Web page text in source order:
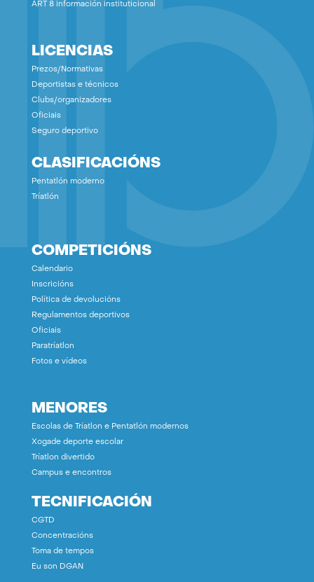
ART 8 información instituticional
LICENCIAS
Prezos/Normativas
Deportistas e técnicos
Clubs/organizadores
Oficiais
Seguro deportivo
CLASIFICACIÓNS
Pentatlón moderno
Tríatlón
COMPETICIÓNS
Calendario
Inscricións
Política de devolucións
Regulamentos deportivos
Oficiais
Paratríatlon
Fotos e vídeos
MENORES
Escolas de Tríatlon e Pentatlón modernos
Xogade deporte escolar
Tríatlon divertido
Campus e encontros
TECNIFICACIÓN
CGTD
Concentracións
Toma de tempos
Eu son DGAN